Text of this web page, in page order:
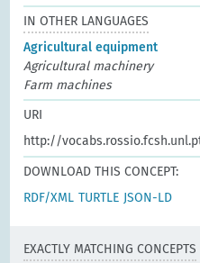
IN OTHER LANGUAGES
Agricultural equipment
Agricultural machinery
Farm machines
URI
http://
DOWNLOAD THIS CONCEPT:
RDF/XML TURTLE JSON-LD
EXACTLY MATCHING CONCEPTS